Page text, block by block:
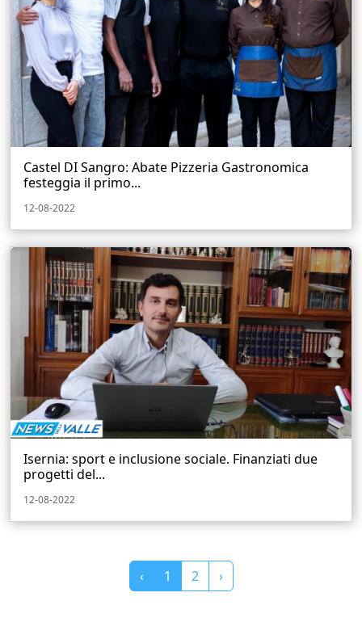
Castel DI Sangro: Abate Pizzeria Gastronomica
festeggia il primo...
12-08-2022
Isernia: sport e inclusione sociale. Finanziati due
progetti del...
12-08-2022
‹ 1 2 ›